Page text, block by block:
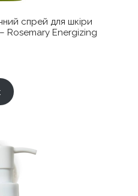
спрей для шкіри
Rosemary Energizing